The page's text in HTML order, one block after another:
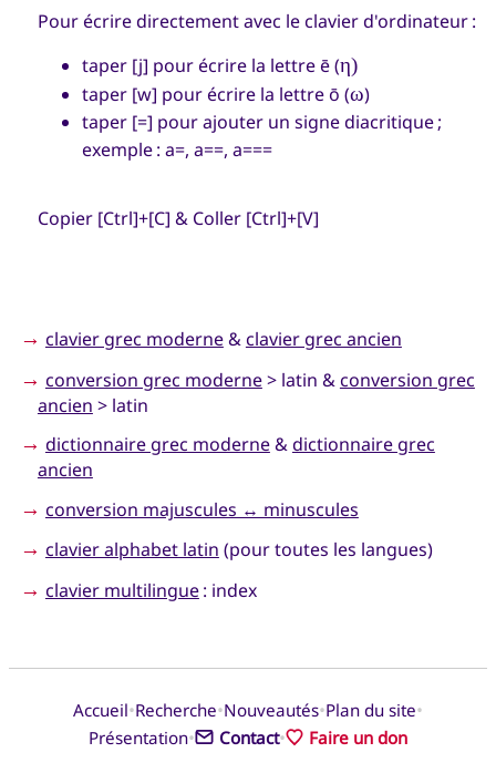
Pour écrire directement avec le clavier d'ordinateur :
taper [j] pour écrire la lettre ē (η)
taper [w] pour écrire la lettre ō (ω)
taper [=] pour ajouter un signe diacritique ;
exemple : a=, a==, a===
Copier [Ctrl]+[C] & Coller [Ctrl]+[V]
→ clavier grec moderne&clavier grec ancien
→ conversion grec moderne> latin &conversion grec
ancien > latin
→ dictionnaire grec moderne&dictionnaire grec
ancien
→ conversion majuscules ↔ minuscules
→ clavier alphabet latin (pour toutes les langues)
→ clavier multilingue: index
Accueil•Recherche•Nouveautés•Plan du site•
Présentation• Contact• Faire un don